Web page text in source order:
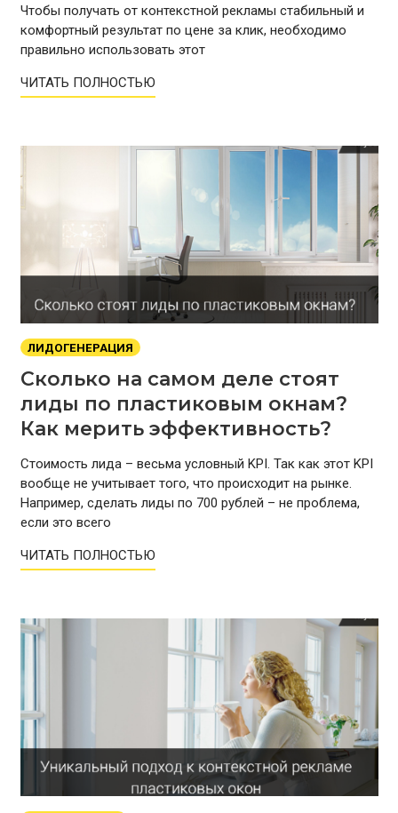
Чтобы получать от контекстной рекламы стабильный и
комфортный результат по цене за клик, необходимо
правильно использовать этот
ЧИТАТЬ ПОЛНОСТЬЮ
ЛИДОГЕНЕРАЦИЯ
Сколько на самом деле стоят
лиды по пластиковым окнам?
Как мерить эффективность?
Стоимость лида – весьма условный KPI. Так как этот KPI
вообще не учитывает того, что происходит на рынке.
Например, сделать лиды по 700 рублей – не проблема,
если это всего
ЧИТАТЬ ПОЛНОСТЬЮ